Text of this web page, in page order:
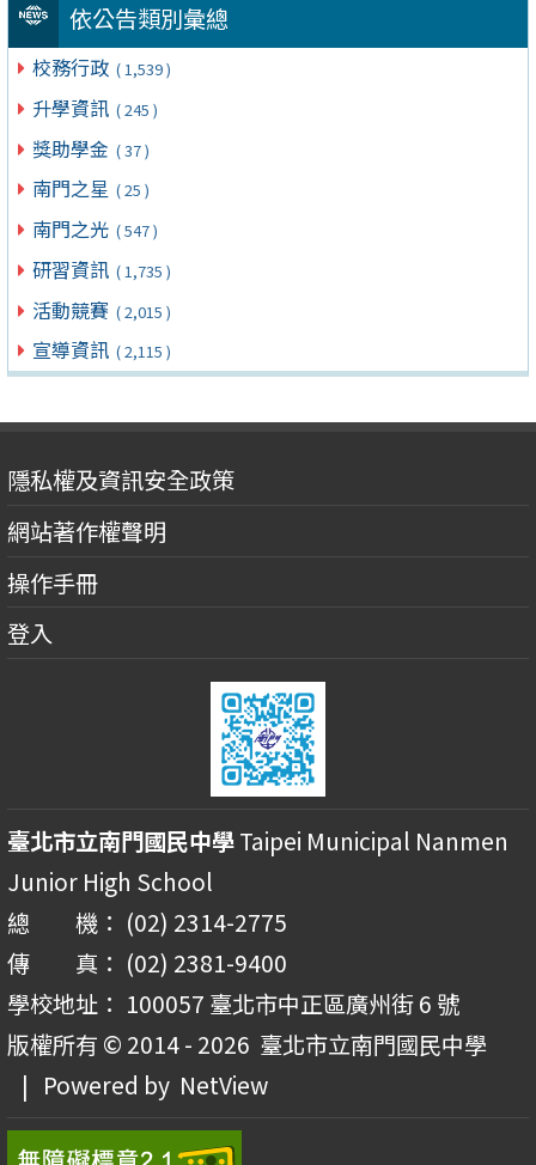
依公告類別彙總
校務行政 ( 1,539 )
升學資訊 ( 245 )
獎助學金 ( 37 )
南門之星 ( 25 )
南門之光 ( 547 )
研習資訊 ( 1,735 )
活動競賽 ( 2,015 )
宣導資訊 ( 2,115 )
隱私權及資訊安全政策
網站著作權聲明
操作手冊
登入
臺北市立南門國民中學Taipei Municipal Nanmen
Junior High School
總 機： (02) 2314-2775
傳 真： (02) 2381-9400
學校地址： 100057 臺北市中正區廣州街 6 號
版權所有 © 2014 - 2026 臺北市立南門國民中學
| Powered by NetView